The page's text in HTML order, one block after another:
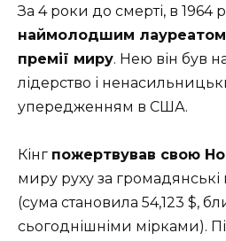
За 4 роки до смерті, в 1964
наймолодшим лауреатом
премії миру. Нею він був
лідерство і
упередженням в США.
Кінг пожертвував свою
миру руху за
(сума становила 54,123 $,
сьогоднішніми мірками).